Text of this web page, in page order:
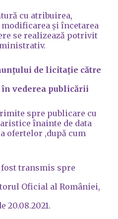
cu atribuirea,
și încetarea
se realizează potrivit
de licitație către
vederea publicării
spre publicare cu
înainte de data
ofertelor ,după cum
transmis spre
Oficial al României,
20.08.2021.